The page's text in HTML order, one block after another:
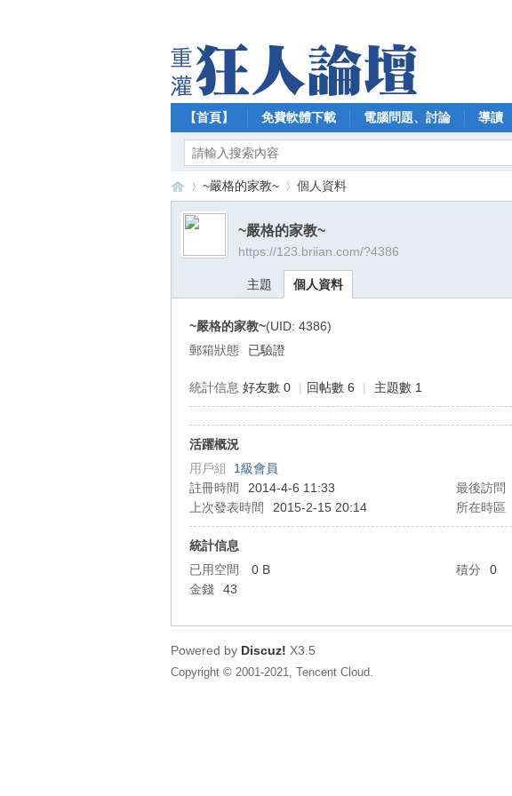
【首頁】 免費軟體下載 電腦問題、討論 導讀
›
~嚴格的家教~ 個人資料
~嚴格的家教~
https://123.briian.com/?4386
主題 個人資料
~嚴格的家教~(UID: 4386)
郵箱狀態
已驗證
統計信息 好友數 0 | 回帖數 6 | 主題數 1
活躍概況
用戶組 1級會員
註冊時間
2014-4-6 11:33 最後訪問
上次發表時間
2015-2-15 20:14 所在時區
統計信息
已用空間
0 B 積分 0
金錢
43
Powered by Discuz! X3.5
Copyright © 2001-2021, Tencent Cloud.